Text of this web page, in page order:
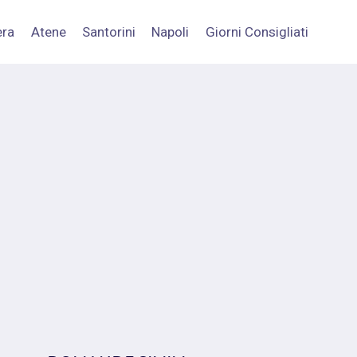
Atene Santorini Napoli Giorni Consigliati